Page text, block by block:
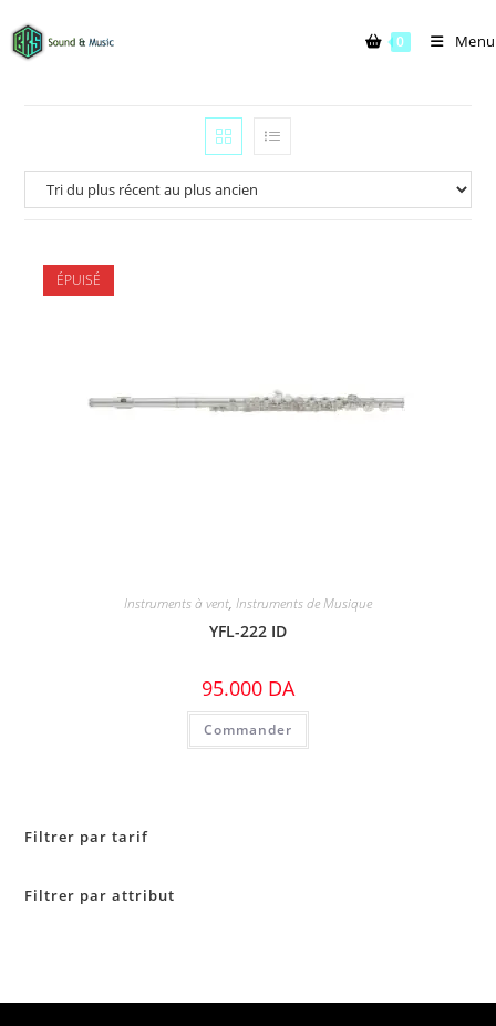
0 Menu
ÉPUISÉ
Instruments à vent, Instruments de Musique
YFL-222 ID
95.000 DA
Commander
Filtrer par tarif
Filtrer par attribut